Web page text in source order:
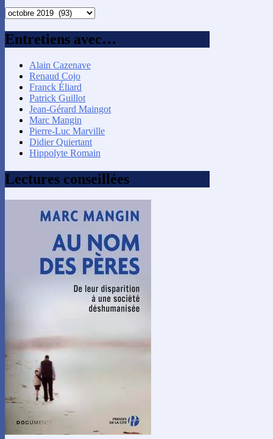
Recherche
mois
Entretiens avec…
Alain Cazenave
Renaud Cojo
Franck Éliard
Patrick Guillot
Jean-Gérard Maingot
Marc Mangin
Pierre-Luc Marville
Didier Quiertant
Hippolyte Romain
Lectures conseillées